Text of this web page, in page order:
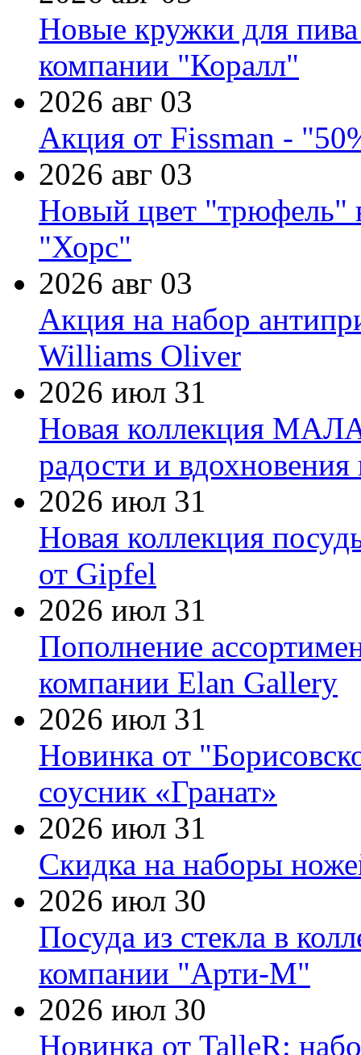
Новые кружки для
компании "Коралл"
2026 авг 03
Акция от Fissman -
2026 авг 03
Новый цвет "трюфель"
"Хорс"
2026 авг 03
Акция на набор
Williams Oliver
2026 июл 31
Новая коллекция
радости и
2026 июл 31
Новая коллекция
от Gipfel
2026 июл 31
Пополнение
компании Elan Gallery
2026 июл 31
Новинка от
соусник «Гранат»
2026 июл 31
Скидка на наборы
2026 июл 30
Посуда из стекла в
компании "Арти-М"
2026 июл 30
Новинка от TalleR: